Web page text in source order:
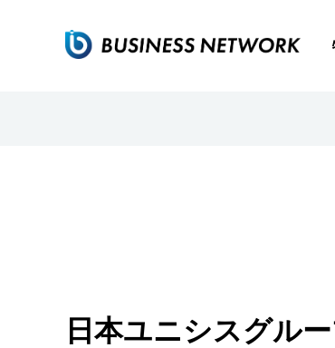
日本ユニシスグル